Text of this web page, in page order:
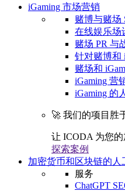
iGaming 市场营销
赌博与赌场
在线娱乐场
赌场 PR 与
针对赌博和
赌场和
iGaming 营
iGaming 的
🚀 我们的项目胜
让 ICODA 为您的
探索案例
加密货币和区块链的人
服务
ChatGPT